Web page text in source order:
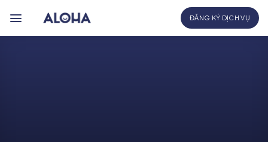
qua
ĐĂNG KÝ DỊCH VỤ